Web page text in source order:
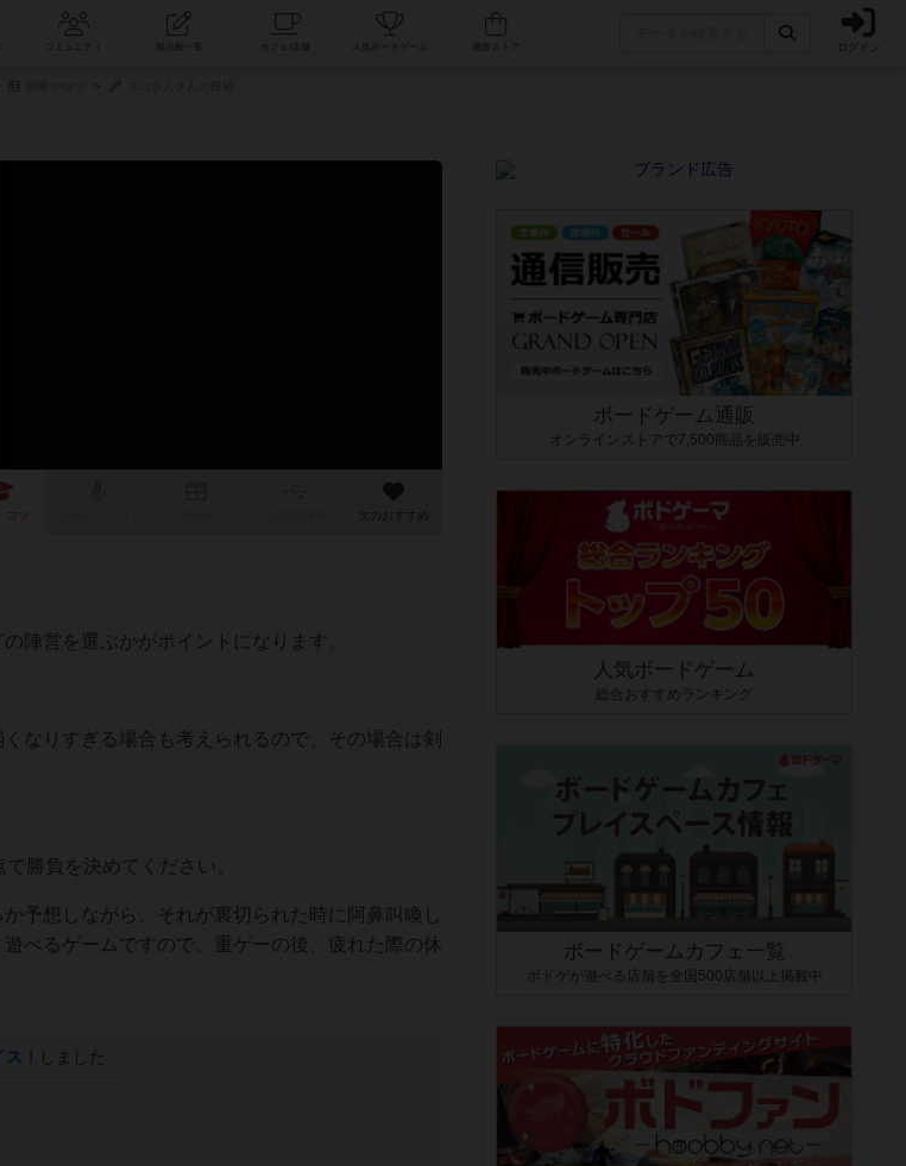
コミュニティ 人気ボードゲーム ログイン
・コツ 次のおすすめ
陣営を選ぶかがポイントになります。
なりすぎる場合も考えられるので、その場合は剣
勝負を決めてください。
予想しながら、それが裏切られた時に阿鼻叫喚し
べるゲームですので、重ゲーの後、疲れた際の休
！ しました
ボードゲーム通販
オンラインストアで7,500商品を販売中
人気ボードゲーム
総合おすすめランキング
ボードゲームカフェ一覧
ボドゲが遊べる店舗を全国500店舗以上掲載中